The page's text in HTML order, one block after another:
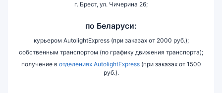
г. Брест, ул. Чичерина 26;
по Беларуси:
курьером AutolightExpress (при заказах от 2000 руб.);
собственным транспортом (по графику движения транспорта);
получение в отделениях AutolightExpress(при заказах от 1500
руб.).